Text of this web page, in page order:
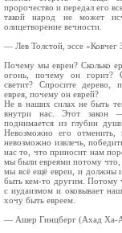
пророчество и передал его
такой народ не может
олицетворение вечности.
— Лев Толстой, эссе «Ковчег
Почему мы евреи? Сколько
огонь, почему он горит?
светит? Спросите дерево,
еврея, почему он еврей?
Не в наших силах не быть
внутри нас. Этот закон
поднимается из глубин
Невозможно его отменить,
невозможно извлечь,
нас то, что приносит нам
мы были евреями потому
мы всё ещё евреи, и должны
быть кем-то другим. Потому
с иудаизмом и оковывает
хочу быть евреем.
— Ашер Гинцберг (Ахад Ха-